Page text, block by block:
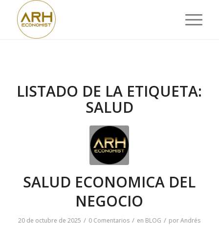
LISTADO DE LA ETIQUETA:
SALUD
SALUD ECONOMICA DEL
NEGOCIO
20 de octubre de 2025 / 0 Comentarios / en BLOG / porAndrés